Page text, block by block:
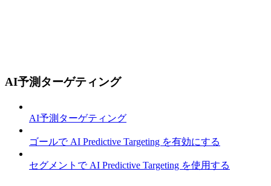
AI予測ターゲティング
AI予測ターゲティング
ゴールで AI Predictive Targeting を有効にする
セグメントで AI Predictive Targeting を使用する